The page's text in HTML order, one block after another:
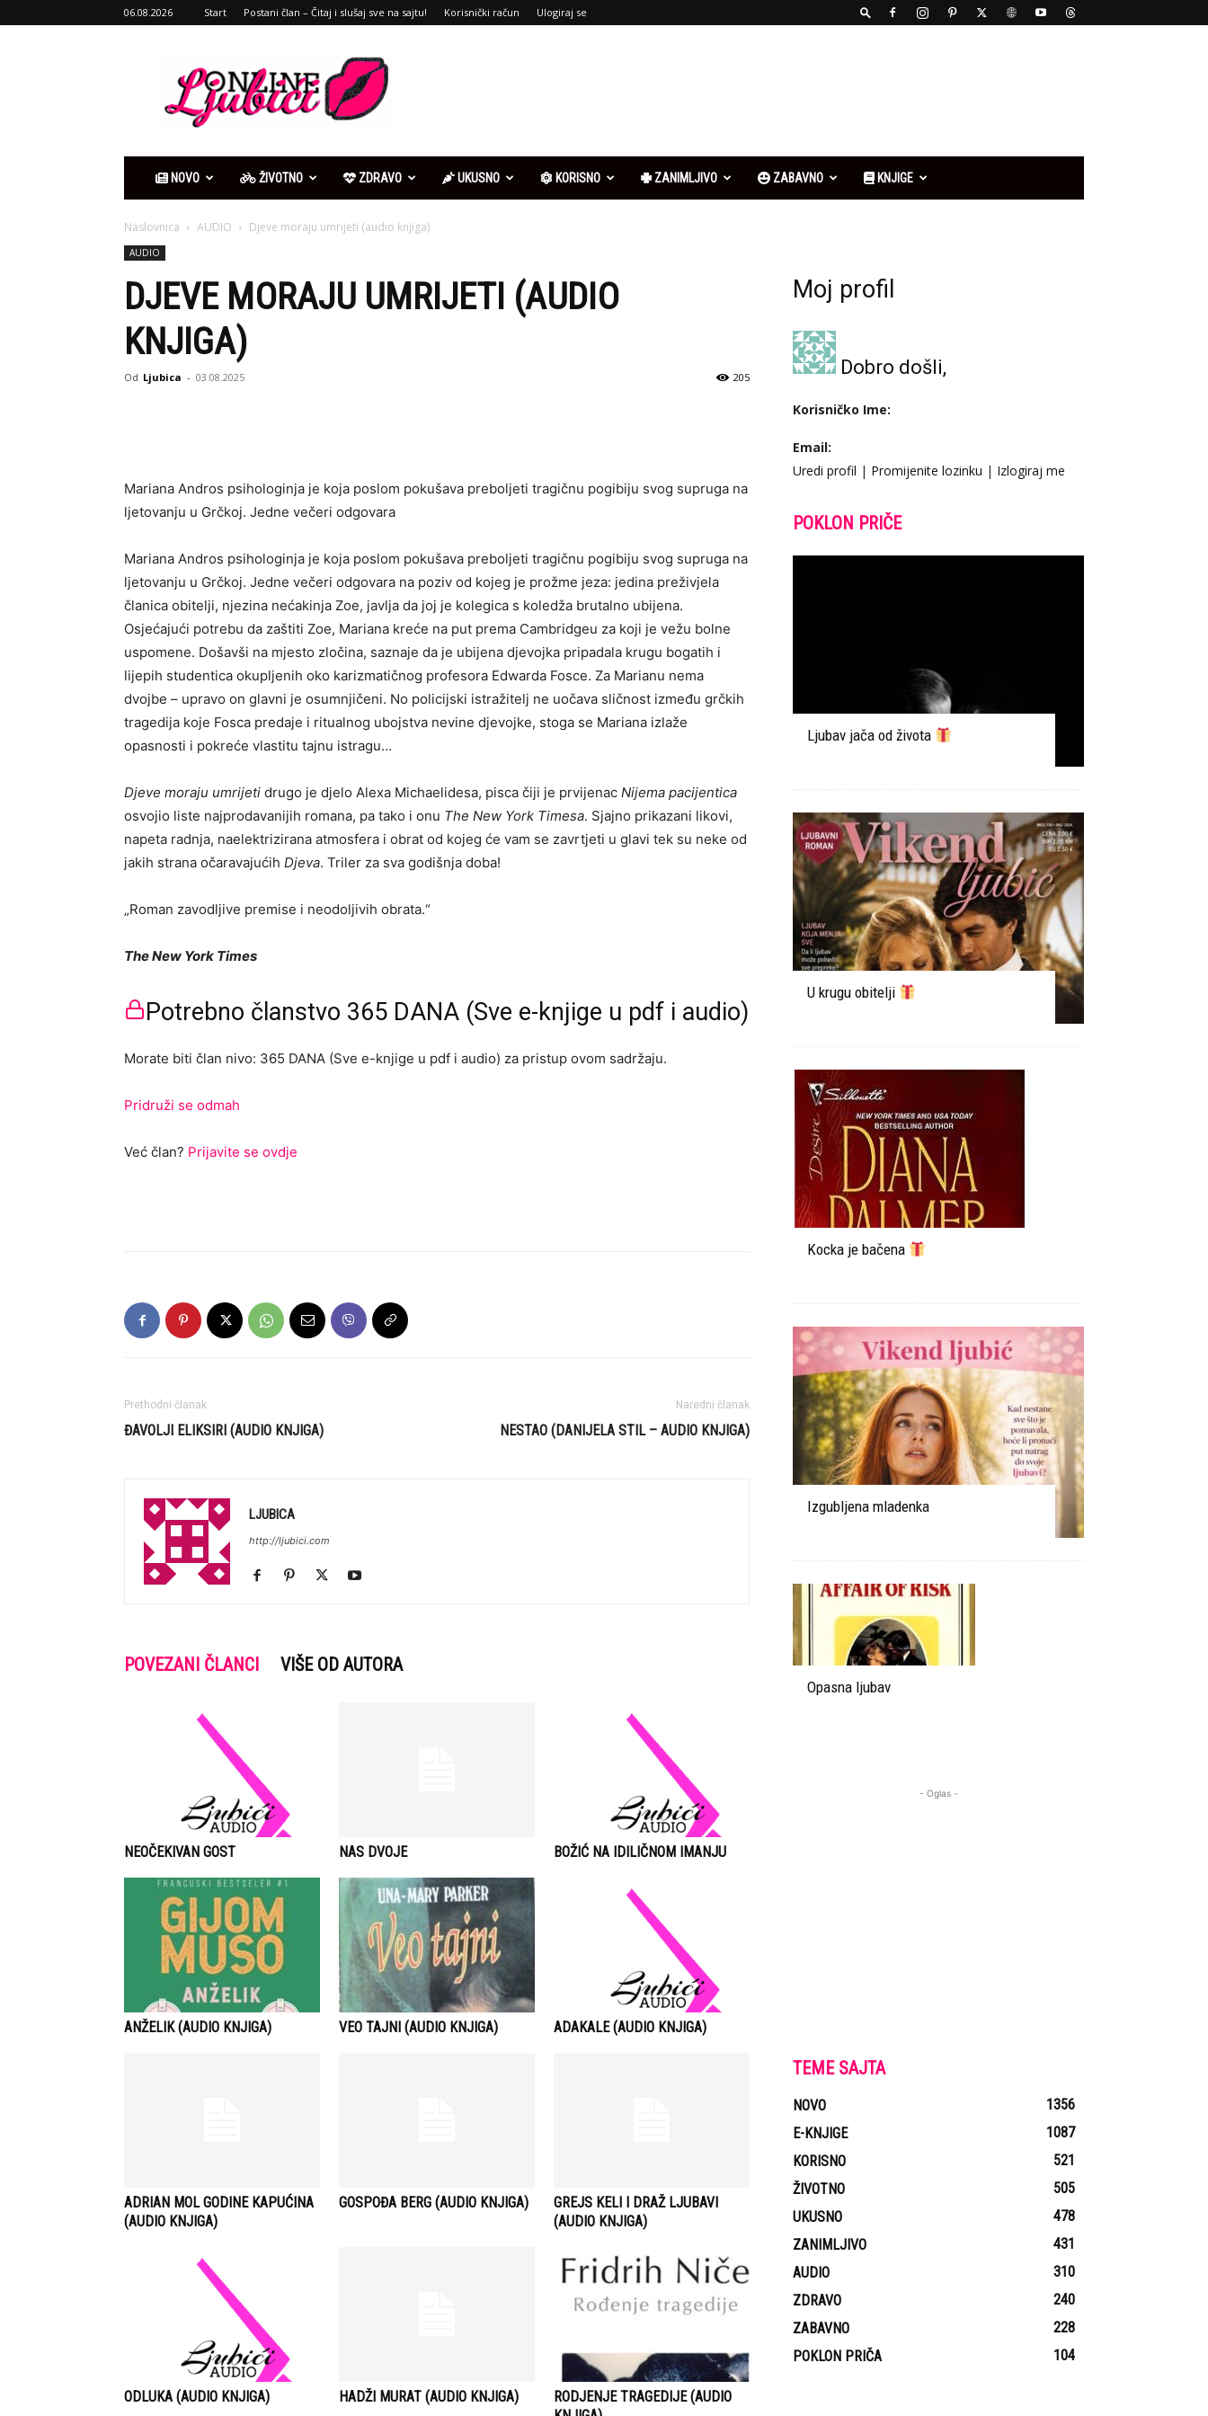
06.08.2026 Start Postani član – Čitaj i slušaj sve na sajtu! Korisnički račun Ulogiraj se
online
NOVO ŽIVOTNO ZDRAVO UKUSNO KORISNO ZANIMLJIVO ZABAVNO KNJIGE
Naslovnica AUDIO Djeve moraju umrijeti (audio knjiga)
AUDIO
DJEVE MORAJU UMRIJETI (AUDIO
KNJIGA)
Od Ljubica - 03.08.2025 205
Mariana Andros psihologinja je koja poslom pokušava preboljeti tragičnu pogibiju svog supruga na
ljetovanju u Grčkoj. Jedne večeri odgovara
Mariana Andros psihologinja je koja poslom pokušava preboljeti tragičnu pogibiju svog supruga na
ljetovanju u Grčkoj. Jedne večeri odgovara na poziv od kojeg je prožme jeza: jedina preživjela
članica obitelji, njezina nećakinja Zoe, javlja da joj je kolegica s koledža brutalno ubijena.
Osjećajući potrebu da zaštiti Zoe, Mariana kreće na put prema Cambridgeu za koji je vežu bolne
uspomene. Došavši na mjesto zločina, saznaje da je ubijena djevojka pripadala krugu bogatih i
lijepih studentica okupljenih oko karizmatičnog profesora Edwarda Fosce. Za Marianu nema
dvojbe – upravo on glavni je osumnjičeni. No policijski istražitelj ne uočava sličnost između grčkih
tragedija koje Fosca predaje i ritualnog ubojstva nevine djevojke, stoga se Mariana izlaže
opasnosti i pokreće vlastitu tajnu istragu…
Djeve moraju umrijeti drugo je djelo Alexa Michaelidesa, pisca čiji je prvijenac Nijema pacijentica
osvojio liste najprodavanijih romana, pa tako i onu The New York Timesa. Sjajno prikazani likovi,
napeta radnja, naelektrizirana atmosfera i obrat od kojeg će vam se zavrtjeti u glavi tek su neke od
jakih strana očaravajućih Djeva. Triler za sva godišnja doba!
„Roman zavodljive premise i neodoljivih obrata.“
The New York Times
Potrebno članstvo 365 DANA (Sve e-knjige u pdf i audio)
Morate biti član nivo: 365 DANA (Sve e-knjige u pdf i audio) za pristup ovom sadržaju.
Pridruži se odmah
Već član? Prijavite se ovdje
Prethodni članak
ĐAVOLJI ELIKSIRI (AUDIO KNJIGA)
Naredni članak
NESTAO (DANIJELA STIL – AUDIO KNJIGA)
LJUBICA
http://ljubici.com
POVEZANI ČLANCI VIŠE OD AUTORA
NEOČEKIVAN GOST NAS DVOJE BOŽIĆ NA IDILIČNOM IMANJU
ANŽELIK (AUDIO KNJIGA) VEO TAJNI (AUDIO KNJIGA) ADAKALE (AUDIO KNJIGA)
ADRIAN MOL GODINE KAPUĆINA
(AUDIO KNJIGA)
GOSPOĐA BERG (AUDIO KNJIGA)
GREJS KELI I DRAŽ LJUBAVI
(AUDIO KNJIGA)
ODLUKA (AUDIO KNJIGA) HADŽI MURAT (AUDIO KNJIGA)
RODJENJE TRAGEDIJE (AUDIO
Moj profil
Dobro došli,
Korisničko Ime:
Email:
Uredi profil | Promijenite lozinku | Izlogiraj me
POKLON PRIČE
Ljubav jača od života
U krugu obitelji
Kocka je bačena
Izgubljena mladenka
Opasna ljubav
- Oglas -
TEME SAJTA
NOVO
1356
E-KNJIGE
1087
KORISNO
521
ŽIVOTNO
505
UKUSNO
478
ZANIMLJIVO
431
AUDIO
310
ZDRAVO
240
ZABAVNO
228
POKLON PRIČA
104